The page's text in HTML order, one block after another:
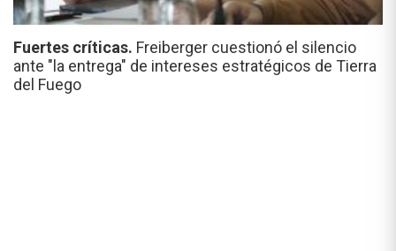
Fuertes críticas. Freiberger cuestionó el silencio
ante "la entrega" de intereses estratégicos de Tierra
del Fuego